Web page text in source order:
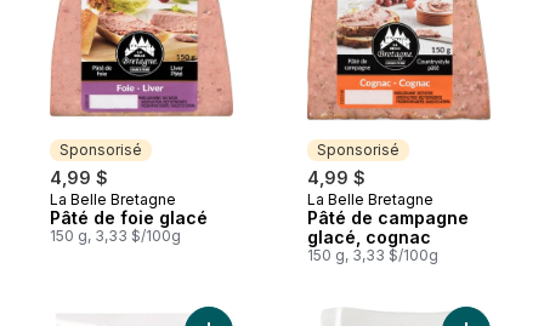
Sponsorisé
4,99 $
Sponsorisé
La Belle Bretagne
Pâté de foie glacé
150 g, 3,33 $/100g
Sponsorisé
4,99 $
Sponsorisé
La Belle Bretagne
Pâté de campagne
glacé, cognac
150 g, 3,33 $/100g